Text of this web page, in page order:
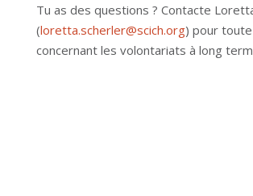
Tu as des questions ? Contacte
(loretta.scherler@scich.org) pour
concernant les volontariats à long